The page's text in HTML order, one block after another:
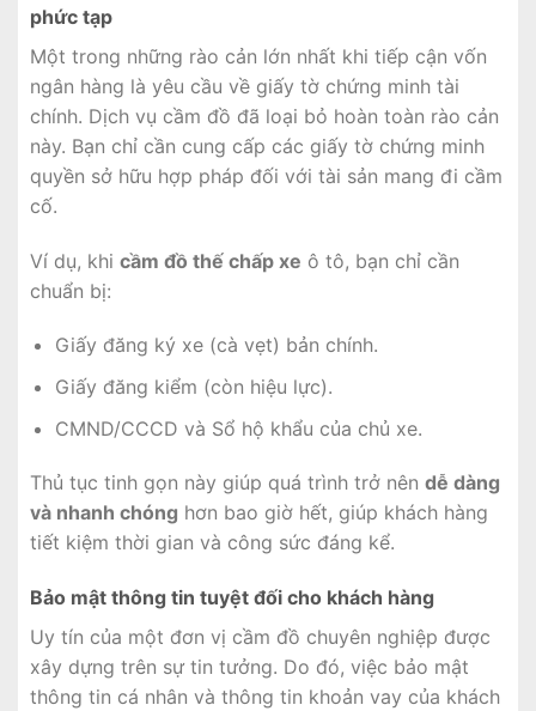
phức tạp
Một trong những rào cản lớn nhất khi tiếp cận vốn
ngân hàng là yêu cầu về giấy tờ chứng minh tài
chính. Dịch vụ cầm đồ đã loại bỏ hoàn toàn rào cản
này. Bạn chỉ cần cung cấp các giấy tờ chứng minh
quyền sở hữu hợp pháp đối với tài sản mang đi cầm
cố.
Ví dụ, khi cầm đồ thế chấp xe ô tô, bạn chỉ cần
chuẩn bị:
Giấy đăng ký xe (cà vẹt) bản chính.
Giấy đăng kiểm (còn hiệu lực).
CMND/CCCD và Sổ hộ khẩu của chủ xe.
Thủ tục tinh gọn này giúp quá trình trở nên dễ dàng
và nhanh chóng hơn bao giờ hết, giúp khách hàng
tiết kiệm thời gian và công sức đáng kể.
Bảo mật thông tin tuyệt đối cho khách hàng
Uy tín của một đơn vị cầm đồ chuyên nghiệp được
xây dựng trên sự tin tưởng. Do đó, việc bảo mật
thông tin cá nhân và thông tin khoản vay của khách